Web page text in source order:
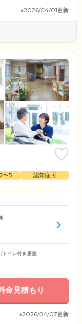
※2026/04/01更新
〜5
認知症可
/トイレ付き居室
金見積もり
※2026/04/07更新